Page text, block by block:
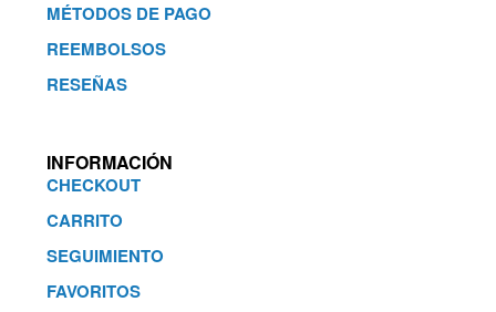
MÉTODOS DE PAGO
REEMBOLSOS
RESEÑAS
INFORMACIÓN
CHECKOUT
CARRITO
SEGUIMIENTO
FAVORITOS